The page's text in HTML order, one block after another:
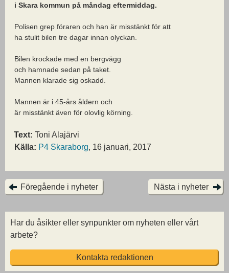
i Skara kommun på måndag eftermiddag.
Polisen grep föraren och han är misstänkt för att
ha stulit bilen tre dagar innan olyckan.
Bilen krockade med en bergvägg
och hamnade sedan på taket.
Mannen klarade sig oskadd.
Mannen är i 45-års åldern och
är misstänkt även för olovlig körning.
Text: Toni Alajärvi
Källa: P4 Skaraborg, 16 januari, 2017
Föregående i nyheter Nästa i nyheter
Har du åsikter eller synpunkter om nyheten eller vårt
arbete?
Kontakta redaktionen